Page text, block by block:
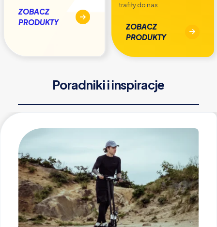
ZOBACZ
PRODUKTY
trafiły do nas.
ZOBACZ
PRODUKTY
Poradniki i inspiracje